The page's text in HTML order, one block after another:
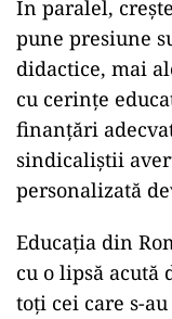
În paralel,
pune presiune
didactice, mai
cu cerințe
finanțări
sindicaliștii
personalizată
Educația din
cu o lipsă acută
toți cei care s-